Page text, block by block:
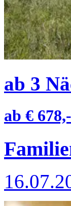
ab 3
ab €